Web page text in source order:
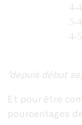
4-
5-
4-
*depuis début
Et pour être
pourcentages